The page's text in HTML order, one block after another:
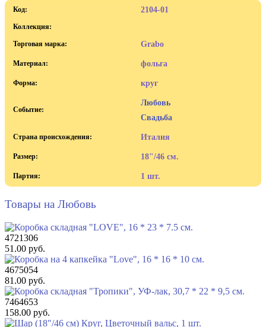
Код: 2104-01
Коллекция:
Торговая марка: Grabo
Материал: фольга
Форма: круг
Событие:
Любовь
Свадьба
Страна происхождения: Италия
Размер: 18"/46 см.
Партия: 1 шт.
Товары на Любовь
4721306
51.00 руб.
4675054
81.00 руб.
7464653
158.00 руб.